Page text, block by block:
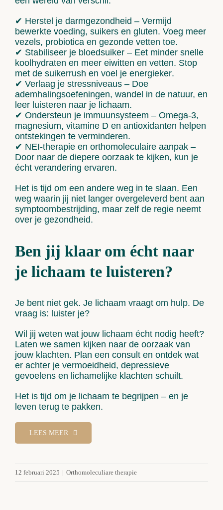
✔ Herstel je darmgezondheid – Vermijd
bewerkte voeding, suikers en gluten. Voeg meer
vezels, probiotica en gezonde vetten toe.
✔ Stabiliseer je bloedsuiker– Eet mindersnelle
koolhydraten en meer eiwitten en vetten. Stop
met de suikerrush en voel je energieker.
✔ Verlaag je stressniveaus– Doe
ademhalingsoefeningen, wandel in de natuur, en
leer luisteren naar je lichaam.
✔ Ondersteun je immuunsysteem – Omega-3,
magnesium, vitamine Den antioxidanten helpen
ontstekingen te verminderen.
✔ NEI-therapie en orthomoleculaire aanpak–
Door naar de diepere oorzaak te kijken, kun je
écht verandering ervaren.
Het is tijd om een andere weg in te slaan. Een
weg waarin jij niet langer overgeleverd bent aan
symptoombestrijding, maar zelf de regie neemt
over je gezondheid.
Ben jij klaar om écht naar
je lichaam te luisteren?
Je bent niet gek. Je lichaam vraagt om hulp. De
vraag is: luister je?
Wil jij weten wat jouw lichaam écht nodig heeft?
Laten we samen kijken naar de oorzaak van
jouw klachten. Plan een consult en ontdek wat
er achter je vermoeidheid, depressieve
gevoelens en lichamelijke klachten schuilt.
Het is tijd om je lichaam te begrijpen – en je
leven terug te pakken.
LEES MEER
12 februari 2025 | Orthomoleculiare therapie